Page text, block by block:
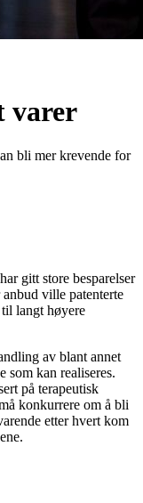
varer
bli mer krevende for
gitt store besparelser
ville patenterte
langt høyere
av blant annet
som kan realiseres.
på terapeutisk
konkurrere om å bli
etter hvert kom